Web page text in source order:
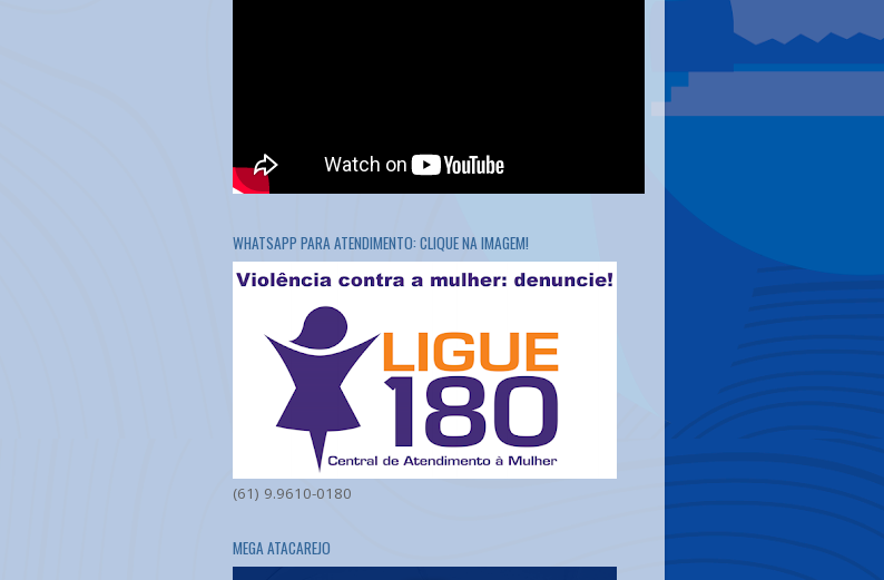
WHATSAPP PARA ATENDIMENTO: CLIQUE NA IMAGEM!
(61) 9.9610-0180
MEGA ATACAREJO